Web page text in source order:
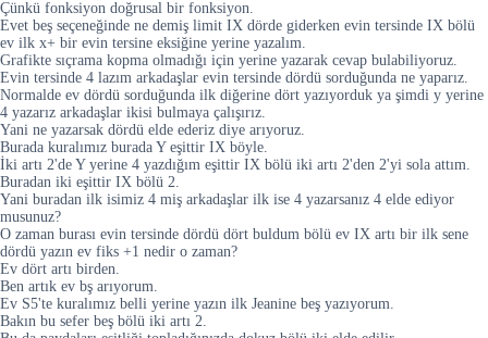
Çünkü fonksiyon doğrusal bir fonksiyon.
Evet beş seçeneğinde ne demiş limit IX dörde giderken evin tersinde IX bölü
ev ilk x+ bir evin tersine eksiğine yerine yazalım.
Grafikte sıçrama kopma olmadığı için yerine yazarak cevap bulabiliyoruz.
Evin tersinde 4 lazım arkadaşlar evin tersinde dördü sorduğunda ne yaparız.
Normalde ev dördü sorduğunda ilk diğerine dört yazıyorduk ya şimdi y yerine
4 yazarız arkadaşlar ikisi bulmaya çalışırız.
Yani ne yazarsak dördü elde ederiz diye arıyoruz.
Burada kuralımız burada Y eşittir IX böyle.
İki artı 2'de Y yerine 4 yazdığım eşittir IX bölü iki artı 2'den 2'yi sola attım.
Buradan iki eşittir IX bölü 2.
Yani buradan ilk isimiz 4 miş arkadaşlar ilk ise 4 yazarsanız 4 elde ediyor
musunuz?
O zaman burası evin tersinde dördü dört buldum bölü ev IX artı bir ilk sene
dördü yazın ev fiks +1 nedir o zaman?
Ev dört artı birden.
Ben artık ev bş arıyorum.
Ev S5'te kuralımız belli yerine yazın ilk Jeanine beş yazıyorum.
Bakın bu sefer beş bölü iki artı 2.